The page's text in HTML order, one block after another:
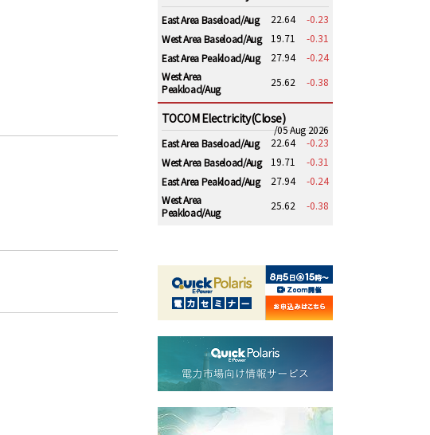
East Area Baseload/Aug
22.64
-0.23
West Area Baseload/Aug
19.71
-0.31
East Area Peakload/Aug
27.94
-0.24
West Area
Peakload/Aug
25.62 -0.38
TOCOM Electricity(Close)
/05 Aug 2026
East Area Baseload/Aug
22.64
-0.23
West Area Baseload/Aug
19.71
-0.31
East Area Peakload/Aug
27.94
-0.24
West Area
Peakload/Aug
25.62 -0.38